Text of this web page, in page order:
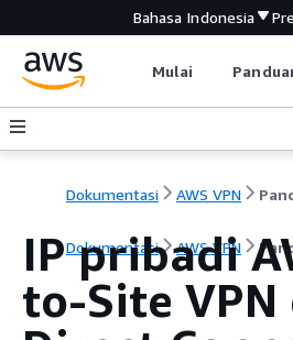
Bahasa Indonesia
Mulai
Dokumentasi AWS VPN
Dokumentasi AWS VPN
IP pribadi
to-Site VPN